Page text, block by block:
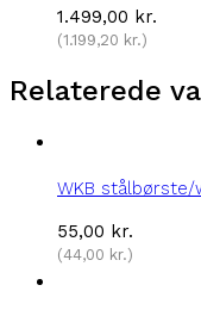
1.499,00 kr.
(1.199,20 kr.)
Relaterede
WKB stålbørste/
55,00 kr.
(44,00 kr.)